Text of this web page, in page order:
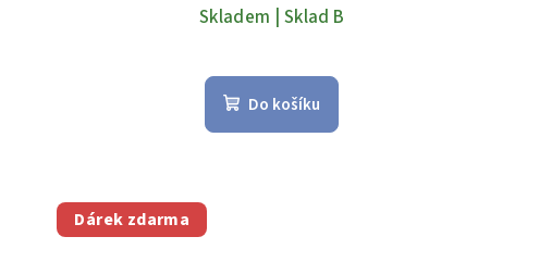
Skladem | Sklad B
Do košíku
Dárek zdarma